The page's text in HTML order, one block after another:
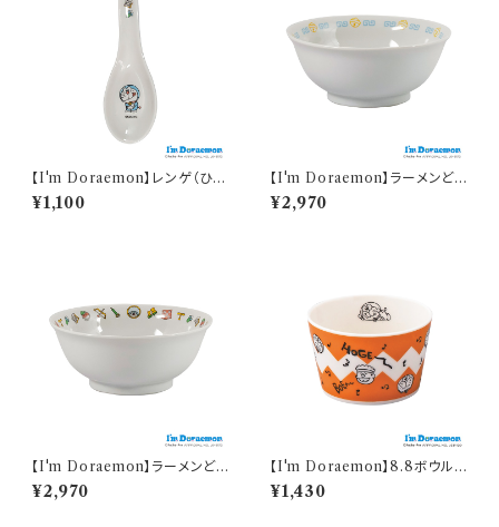
【I'm Doraemon】レンゲ（ひみ
つ道具）【中華シリーズ】
¥1,100
【I'm Doraemon】ラーメンどん
ぶり（アイムドラえもん）【中華シ
リーズ】
¥2,970
【I'm Doraemon】ラーメンどん
ぶり（ひみつ道具）【中華シリー
ズ】
¥2,970
【I'm Doraemon】8.8ボウル
(ジャイアン)【DO110】
¥1,430